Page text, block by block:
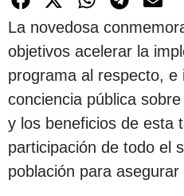
La novedosa
objetivos acelerar la
programa al respecto, e
conciencia pública
y los beneficios de esta
participación de todo el
población para